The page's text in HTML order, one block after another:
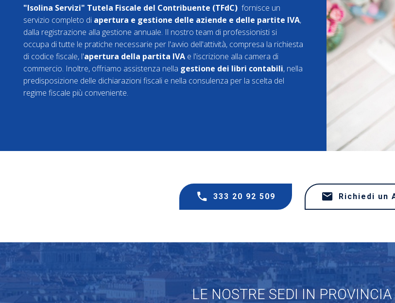
"Isolina Servizi" Tutela Fiscale del Contribuente (TFdC) fornisce un
servizio completo di apertura e gestione delle aziende e delle partite IVA,
dalla registrazione alla gestione annuale. Il nostro team di professionisti si
occupa di tutte le pratiche necessarie per l'avvio dell'attività, compresa la richiesta
di codice fiscale, l'apertura della partita IVA e l'iscrizione alla camera di
commercio. Inoltre, offriamo assistenza nella gestione dei libri contabili, nella
predisposizione delle dichiarazioni fiscali e nella consulenza per la scelta del
regime fiscale più conveniente.
333 20 92 509 Richiedi un
LE NOSTRE SEDI IN